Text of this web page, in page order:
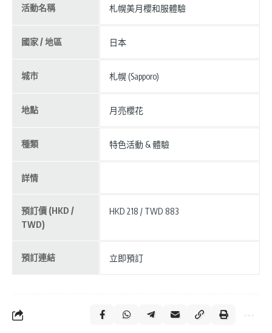
活動名稱 札幌美月櫻和服體驗
國家 / 地區 日本
城市 札幌 (Sapporo)
地點 月亮櫻花
種類 特色活動 & 體驗
詳情
預訂價 (HKD /
TWD)
HKD 218 / TWD 883
預訂連結 立即預訂